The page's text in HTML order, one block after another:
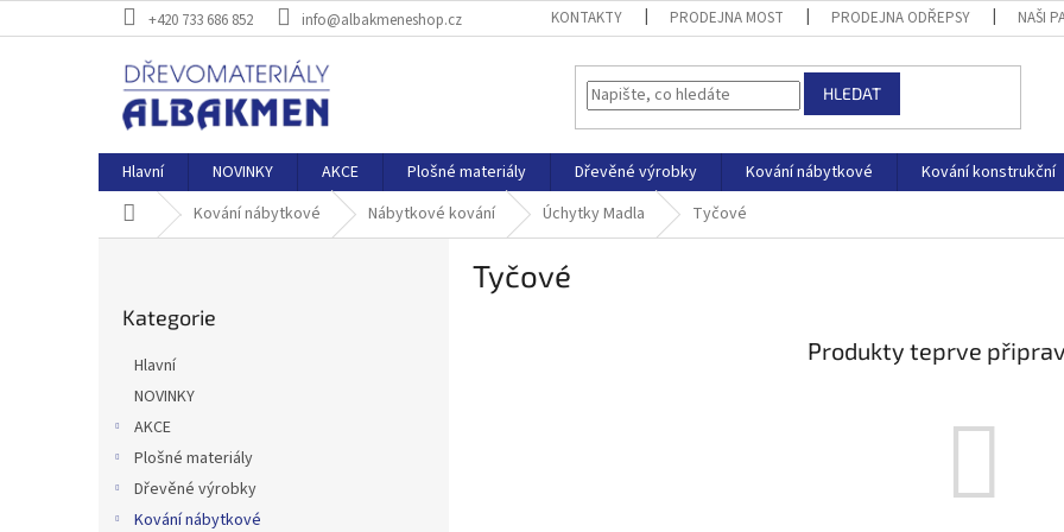
na
+420 733 686 852 info@albakmeneshop.cz KONTAKTY PRODEJNA MOST PRODEJNA ODŘEPSY NAŠI
HLEDAT
Hlavní NOVINKY AKCE Plošné materiály Dřevěné výrobky Kování nábytkové Kování konstrukční
Domů Kování nábytkové Nábytkové kování Úchytky Madla Tyčové
kategorie
Kategorie
Hlavní
NOVINKY
AKCE
Plošné materiály
Dřevěné výrobky
Kování nábytkové
Tyčové
Produkty teprve